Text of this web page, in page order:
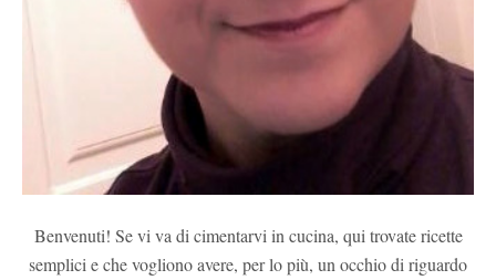
Benvenuti! Se vi va di cimentarvi in cucina, qui trovate ricette
semplici e che vogliono avere, per lo più, un occhio di riguardo